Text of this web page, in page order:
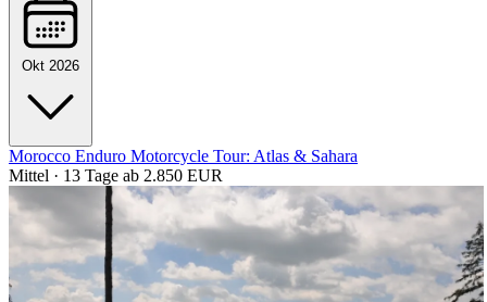
Okt 2026
Morocco Enduro Motorcycle Tour: Atlas & Sahara
Mittel · 13 Tage ab 2.850 EUR